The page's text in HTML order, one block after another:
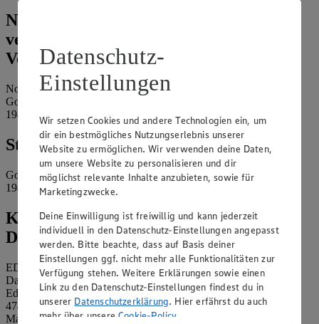
Name und Kontaktdaten der
verantwortlichen Stelle und ggf. deren
Vertretung:
Norman Rauth e.K.
Goethestraße 14
19406 Sternberg
Standort des Marktes:
Goethestraße 14
19406 Sternberg
Kontaktdaten des betrieblichen
Datenschutzbeauftragten:
EDEKA Nordwest Stiftung & Co. KG
Datenschutzbeauftragter
Edekaplatz 1
47445 Moers
Mail:
nw_datenschutz@edeka.de
Datenschutz-
Einstellungen
Wir setzen Cookies und andere Technologien ein, um
dir ein bestmögliches Nutzungserlebnis unserer
Website zu ermöglichen. Wir verwenden deine Daten,
um unsere Website zu personalisieren und dir
möglichst relevante Inhalte anzubieten, sowie für
Marketingzwecke.
Deine Einwilligung ist freiwillig und kann jederzeit
individuell in den Datenschutz-Einstellungen angepasst
werden. Bitte beachte, dass auf Basis deiner
Einstellungen ggf. nicht mehr alle Funktionalitäten zur
Verfügung stehen. Weitere Erklärungen sowie einen
Link zu den Datenschutz-Einstellungen findest du in
unserer Datenschutzerklärung. Hier erfährst du auch
mehr über unsereCookie-Policy.